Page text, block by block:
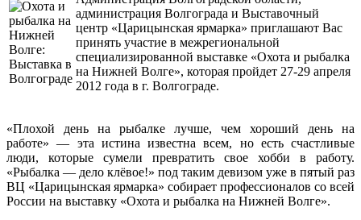
администрация Волгограда и Выставочный
центр «Царицынская ярмарка» приглашают Вас
принять участие в межрегиональной
специализированной выставке «Охота и рыбалка
на Нижней Волге», которая пройдет 27-29 апреля
2012 года в г. Волгограде.
«Плохой день на рыбалке лучше, чем хороший день на
работе» — эта истина известна всем, ноесть счастливые
люди, которые сумели превратить свое хобби в работу.
«Рыбалка — дело клёвое!» под таким девизом уже в пятый раз
ВЦ «Царицынская ярмарка» собирает профессионалов со всей
России на выставку «Охота и рыбалка на Нижней Волге».